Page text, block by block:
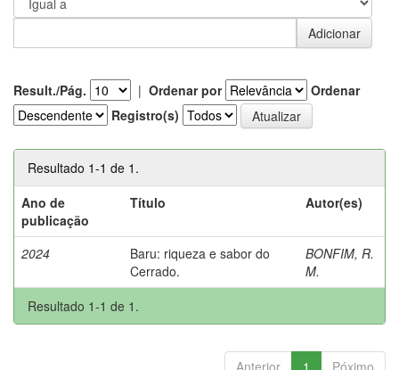
Result./Pág. | Ordenar por
Ordenar
Registro(s)
Resultado 1-1 de 1.
Ano de
publicação
Título Autor(es)
2024
Baru: riqueza e sabor do
Cerrado.
BONFIM, R.
M.
Resultado 1-1 de 1.
Anterior 1 Póximo